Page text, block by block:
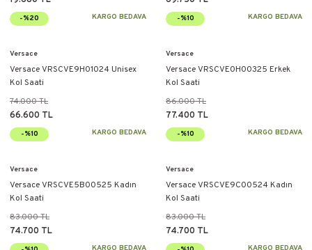
-%20 KARGO BEDAVA -%10 KARGO BEDAVA
Versace
Versace VRSCVE9H01024 Unisex
Kol Saati
74.000 TL
66.600 TL
-%10 KARGO BEDAVA
Versace
Versace VRSCVE0H00325 Erkek
Kol Saati
86.000 TL
77.400 TL
-%10 KARGO BEDAVA
Versace
Versace VRSCVE5B00525 Kadın
Kol Saati
83.000 TL
74.700 TL
Versace
Versace VRSCVE9C00524 Kadın
Kol Saati
83.000 TL
74.700 TL